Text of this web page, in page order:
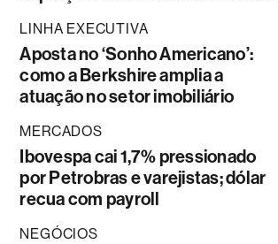
LINHA EXECUTIVA
Aposta no ‘Sonho Americano’:
como a Berkshire amplia a
atuação no setor imobiliário
MERCADOS
Ibovespa cai 1,7% pressionado
por Petrobras e varejistas; dólar
recua com payroll
NEGÓCIOS